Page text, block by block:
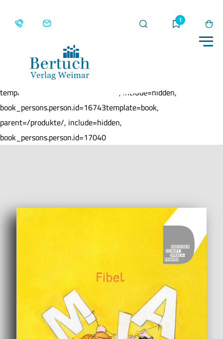
Merkliste
Home Produkte
template=book, parent=/produkte/, include=hidden,
book_persons.person.id=16743template=book,
parent=/produkte/, include=hidden,
book_persons.person.id=17040